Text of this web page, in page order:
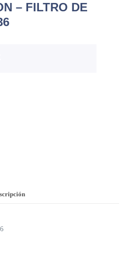
– FILTRO DE